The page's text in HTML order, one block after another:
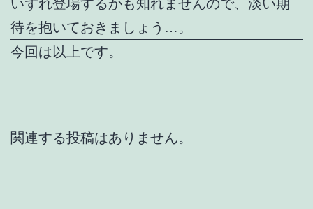
いずれ登場するかも知れませんので、淡い期
待を抱いておきましょう…。
今回は以上です。
関連する投稿はありません。